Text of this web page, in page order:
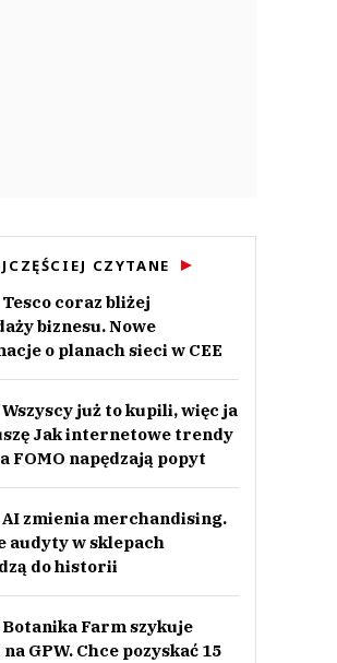
CZYTANE
Tesco coraz bliżej
biznesu. Nowe
o planach sieci w CEE
Wszyscy już to kupili, więc ja
Jak internetowe trendy
FOMO napędzają popyt
AI zmienia merchandising.
audyty w sklepach
do historii
Botanika Farm szykuje
GPW. Chce pozyskać 15